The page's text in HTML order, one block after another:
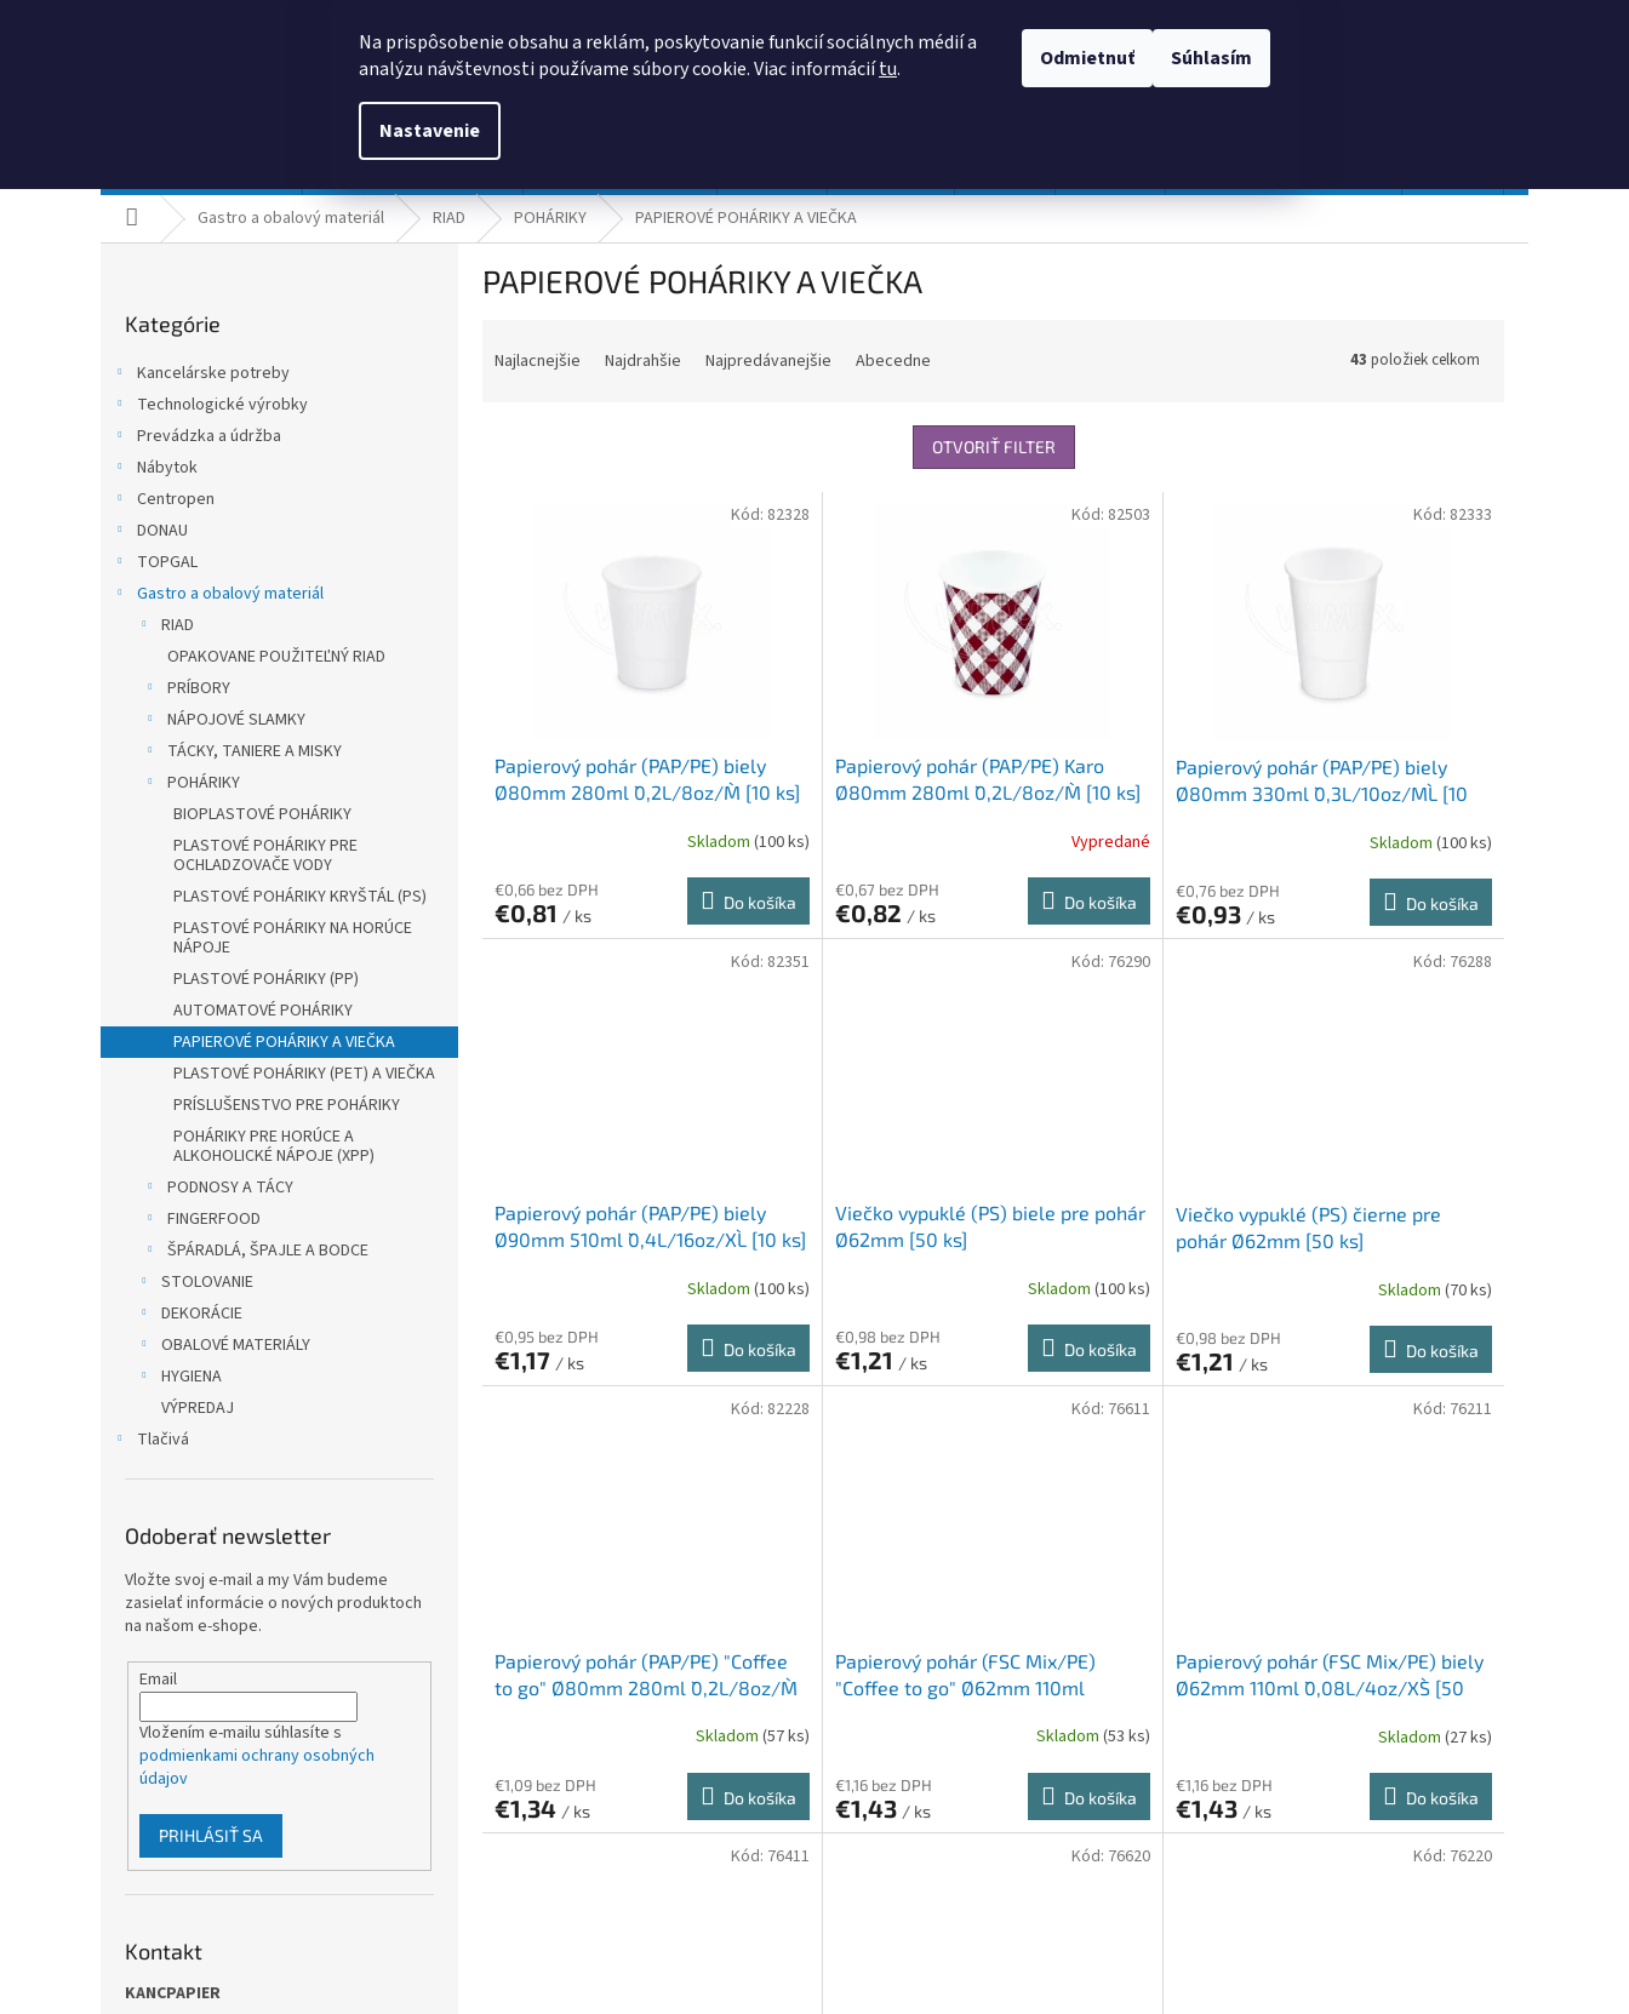
Na prispôsobenie obsahu a reklám, poskytovanie funkcií sociálnych médií a
analýzu návštevnosti používame súbory cookie. Viac informáciítu.
Nastavenie
Odmietnuť Súhlasím
Domov Gastro a obalový materiál RIAD POHÁRIKY PAPIEROVÉ POHÁRIKY A VIEČKA
kategórie
Kategórie
Kancelárske potreby
Technologické výrobky
Prevádzka a údržba
Nábytok
Centropen
DONAU
TOPGAL
Gastro a obalový materiál
RIAD
OPAKOVANE POUŽITEĽNÝ RIAD
PRÍBORY
NÁPOJOVÉ SLAMKY
TÁCKY, TANIERE A MISKY
POHÁRIKY
BIOPLASTOVÉ POHÁRIKY
PLASTOVÉ POHÁRIKY PRE
OCHLADZOVAČE VODY
PLASTOVÉ POHÁRIKY KRYŠTÁL (PS)
PLASTOVÉ POHÁRIKY NA HORÚCE
NÁPOJE
PLASTOVÉ POHÁRIKY (PP)
AUTOMATOVÉ POHÁRIKY
PAPIEROVÉ POHÁRIKY A VIEČKA
PLASTOVÉ POHÁRIKY (PET) A VIEČKA
PRÍSLUŠENSTVO PRE POHÁRIKY
POHÁRIKY PRE HORÚCE A
ALKOHOLICKÉ NÁPOJE (XPP)
PODNOSY A TÁCY
FINGERFOOD
ŠPÁRADLÁ, ŠPAJLE A BODCE
STOLOVANIE
DEKORÁCIE
OBALOVÉ MATERIÁLY
HYGIENA
VÝPREDAJ
Tlačivá
Odoberať newsletter
Vložte svoj e-mail a my Vám budeme
zasielať informácie o nových produktoch
na našom e-shope.
Email
Vložením e-mailu súhlasíte s
podmienkami ochrany osobných
údajov
PRIHLÁSIŤ SA
Kontakt
KANCPAPIER
PAPIEROVÉ POHÁRIKY A VIEČKA
Najlacnejšie Najdrahšie Najpredávanejšie Abecedne 43 položiek celkom
OTVORIŤ FILTER
Papierový pohár (PAP/PE) biely
Ø80mm 280ml `0,2L/8oz/M` [10 ks]
Skladom (100 ks)
€0,66 bez DPH
€0,81 / ks
Do košíka
Kód: 82328
Papierový pohár (PAP/PE) Karo
Ø80mm 280ml `0,2L/8oz/M` [10 ks]
Vypredané
€0,67 bez DPH
€0,82 / ks
Do košíka
Kód: 82503
Papierový pohár (PAP/PE) biely
Ø80mm 330ml `0,3L/10oz/ML` [10
Skladom (100 ks)
€0,76 bez DPH
€0,93 / ks
Do košíka
Kód: 82333
Papierový pohár (PAP/PE) biely
Ø90mm 510ml `0,4L/16oz/XL` [10 ks]
Skladom (100 ks)
€0,95 bez DPH
€1,17 / ks
Do košíka
Kód: 82351
Viečko vypuklé (PS) biele pre pohár
Ø62mm [50 ks]
Skladom (100 ks)
€0,98 bez DPH
€1,21 / ks
Do košíka
Kód: 76290
Viečko vypuklé (PS) čierne pre
pohár Ø62mm [50 ks]
Skladom (70 ks)
€0,98 bez DPH
€1,21 / ks
Do košíka
Kód: 76288
Papierový pohár (PAP/PE) "Coffee
to go" Ø80mm 280ml `0,2L/8oz/M`
Skladom (57 ks)
€1,09 bez DPH
€1,34 / ks
Do košíka
Kód: 82228
Papierový pohár (FSC Mix/PE)
"Coffee to go" Ø62mm 110ml
Skladom (53 ks)
€1,16 bez DPH
€1,43 / ks
Do košíka
Kód: 76611
Papierový pohár (FSC Mix/PE) biely
Ø62mm 110ml `0,08L/4oz/XS` [50
Skladom (27 ks)
€1,16 bez DPH
€1,43 / ks
Do košíka
Kód: 76211
Kód: 76411 Kód: 76620 Kód: 76220